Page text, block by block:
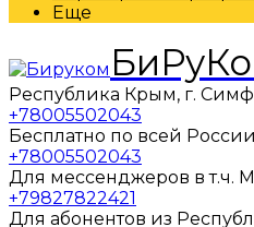
Еще
Республика Крым, г.
+78005502043
Бесплатно по всей России
+78005502043
Для мессенджеров в т.ч.
+79827822421
Для абонентов из